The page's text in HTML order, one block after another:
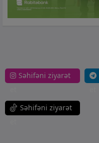
Səhifəni ziyarət
Səhifəni ziyarət